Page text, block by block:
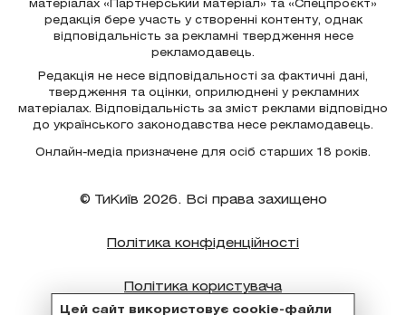
Цей сайт використовує cookie-файли
матеріалах «Партнерський матеріал» та «Спецпроєкт»
редакція бере участь у створенні контенту, однак
відповідальність за рекламні твердження несе
рекламодавець.
Редакція не несе відповідальності за фактичні дані,
твердження та оцінки, оприлюднені у рекламних
матеріалах. Відповідальність за зміст реклами відповідно
до українського законодавства несе рекламодавець.
Онлайн-медіа призначене для осіб старших 18 років.
© ТиКиїв 2026. Всі права захищено
Політика конфіденційності
Політика користувача